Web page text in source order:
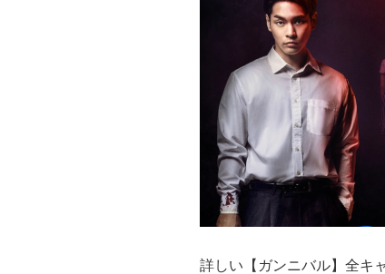
詳しい【ガンニバル】全キ